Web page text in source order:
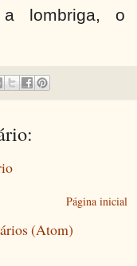
a lombriga,
Página inicial
(Atom)